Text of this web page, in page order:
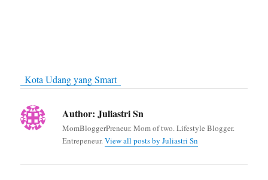
Kota Udang yang Smart
Author: Juliastri Sn
MomBloggerPreneur. Mom of two. Lifestyle Blogger.
Entrepeneur.View all posts by Juliastri Sn